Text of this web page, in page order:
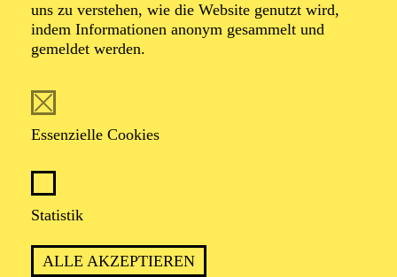
uns zu verstehen, wie die Website genutzt wird,
indem Informationen anonym gesammelt und
gemeldet werden.
Essenzielle Cookies
Statistik
ALLE AKZEPTIEREN
TICKETS
Fortgeschrittene Tänzer*innen und Profis können beim
Hakobyan ihre Technik verfeinern. Die Teilnehmenden
der „Master Class“ sollten bereits eine mehrjährige,